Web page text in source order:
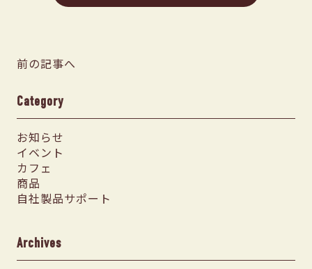
前の記事へ
Category
お知らせ
イベント
カフェ
商品
自社製品サポート
Archives